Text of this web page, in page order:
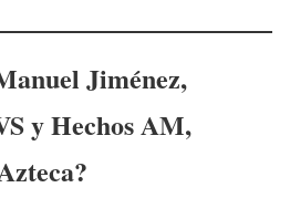
Jiménez,
y Hechos AM,